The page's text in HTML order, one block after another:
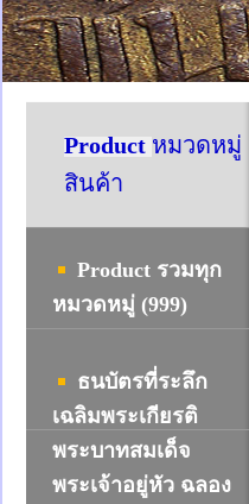
Product หมวดหมู่
สินค้า
Product รวมทุก
หมวดหมู่ (999)
ธนบัตรที่ระลึก
เฉลิมพระเกียรติ
พระบาทสมเด็จ
พระเจ้าอยู่หัว ฉลอง